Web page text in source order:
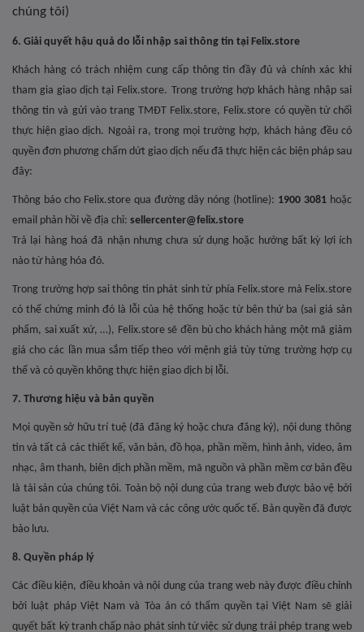
chúng tôi)
6. Giải quyết hậu quả do lỗi nhập sai thông tin tại Felix.store
Khách hàng có trách nhiệm cung cấp thông tin đầy đủ và chính xác khi
tham gia giao dịch tại Felix.store. Trong trường hợp khách hàng nhập sai
thông tin và gửi vào trang TMĐT Felix.store, Felix.store có quyền từ chối
thực hiện giao dịch. Ngoài ra, trong mọi trường hợp, khách hàng đều có
quyền đơn phương chấm dứt giao dịch nếu đã thực hiện các biện pháp sau
đây:
Thông báo cho Felix.store qua đường dây nóng (hotline): 1900 3081 hoặc
email phản hồi về địa chỉ: sellercenter@felix.store
Trả lại hàng hoá đã nhận nhưng chưa sử dụng hoặc hưởng bất kỳ lợi ích
nào từ hàng hóa đó.
Trong trường hợp sai thông tin phát sinh từ phía Felix.store mà Felix.store
có thể chứng minh đó là lỗi của hệ thống hoặc từ bên thứ ba (sai giá sản
phẩm, sai xuất xứ, …), Felix.store sẽ đền bù cho khách hàng một mã giảm
giá cho các lần mua sắm tiếp theo với mệnh giá tùy từng trường hợp cụ
thể và có quyền không thực hiện giao dịch bị lỗi.
7. Thương hiệu và bản quyền
Mọi quyền sở hữu trí tuệ (đã đăng ký hoặc chưa đăng ký), nội dung thông
tin và tất cả các thiết kế, văn bản, đồ họa, phần mềm, hình ảnh, video, âm
nhạc, âm thanh, biên dịch phần mềm, mã nguồn và phần mềm cơ bản đều
là tài sản của chúng tôi. Toàn bộ nội dung của trang web được bảo vệ bởi
luật bản quyền của Việt Nam và các công ước quốc tế. Bản quyền đã được
bảo lưu.
8. Quyền pháp lý
Các điều kiện, điều khoản và nội dung của trang web này được điều chỉnh
bởi luật pháp Việt Nam và Tòa án có thẩm quyền tại Việt Nam sẽ giải
quyết bất kỳ tranh chấp nào phát sinh từ việc sử dụng trái phép trang web